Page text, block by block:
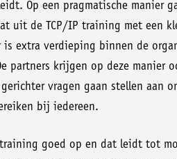
Op een pragmatische manier
uit de TCP/IP training met een
is extra verdieping binnen de
partners krijgen op deze manier
vragen gaan stellen aan
bij iedereen.
training goed op en dat leidt tot